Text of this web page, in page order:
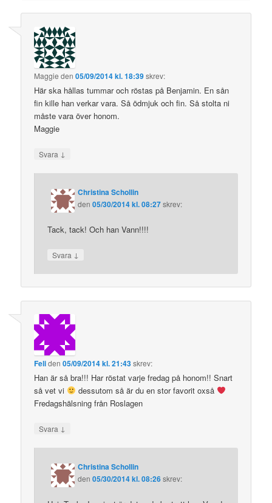
Maggie den05/09/2014 kl. 18:39skrev:
Här ska hållas tummar och röstas på Benjamin. En sån
fin kille han verkar vara. Så ödmjuk och fin. Så stolta ni
måste vara över honom.
Maggie
Svara ↓
Christina Schollin
den05/30/2014 kl. 08:27skrev:
Tack, tack! Och han Vann!!!!
Svara ↓
Feliden05/09/2014 kl. 21:43skrev:
Han är så bra!!! Har röstat varje fredag på honom!! Snart
så vet vi
dessutom så är du en stor favorit oxså
Fredagshälsning från Roslagen
Svara ↓
Christina Schollin
den05/30/2014 kl. 08:26skrev: